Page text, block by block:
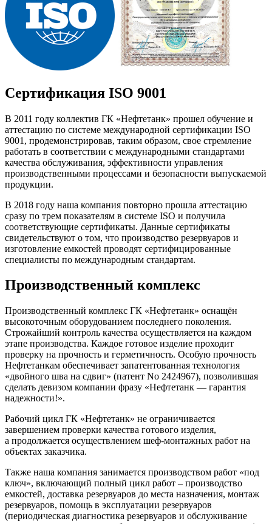
Сертификация ISO 9001
В 2011 году коллектив ГК «Нефтетанк» прошел обучение и
аттестацию по системе международной сертификации ISO
9001, продемонстрировав, таким образом, свое стремление
работать в соответствии с международными стандартами
качества обслуживания, эффективности управления
производственными процессами и безопасности выпускаемой
продукции.
В 2018 году наша компания повторно прошла аттестацию
сразу по трем показателям в системе ISO и получила
соответствующие сертификаты. Данные сертификаты
свидетельствуют о том, что производство резервуаров и
изготовление емкостей проводят сертифицированные
специалисты по международным стандартам.
Производственный комплекс
Производственный комплекс ГК «Нефтетанк» оснащён
высокоточным оборудованием последнего поколения.
Строжайший контроль качества осуществляется на каждом
этапе производства. Каждое готовое изделие проходит
проверку на прочность и герметичность. Особую прочность
Нефтетанкам обеспечивает запатентованная технология
«двойного шва на сдвиг» (патент No 2424967), позволившая
сделать девизом компании фразу «Нефтетанк — гарантия
надежности!».
Рабочий цикл ГК «Нефтетанк» не ограничивается
завершением проверки качества готового изделия,
а продолжается осуществлением шеф-монтажных работ на
объектах заказчика.
Также наша компания занимается производством работ «под
ключ», включающий полный цикл работ – производство
емкостей, доставка резервуаров до места назначения, монтаж
резервуаров, помощь в эксплуатации резервуаров
(периодическая диагностика резервуаров и обслуживание